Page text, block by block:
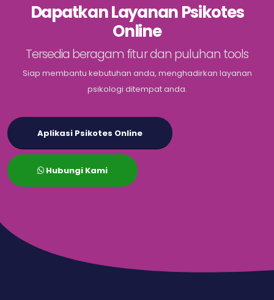
Dapatkan Layanan Psikotes
Online
Tersedia beragam fitur dan puluhan tools
Siap membantu kebutuhan anda, menghadirkan layanan
psikologi ditempat anda.
Aplikasi Psikotes Online
Hubungi Kami